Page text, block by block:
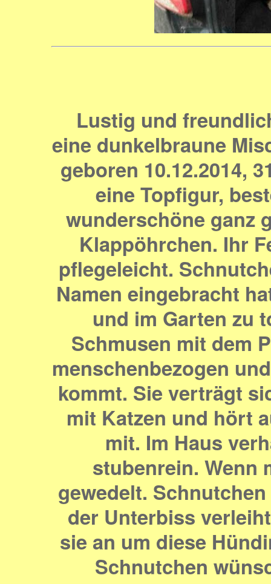
Lustig und
eine dunkelbraune
geboren 10.12.2014,
eine Topfigur,
wunderschöne ganz
Klappöhrchen. Ihr
pflegeleicht.
Namen eingebracht
und im Garten zu
Schmusen mit dem
menschenbezogen
kommt. Sie verträgt
mit Katzen und hört
mit. Im Haus
stubenrein. Wenn
gewedelt.
der Unterbiss
sie an um diese
Schnutchen